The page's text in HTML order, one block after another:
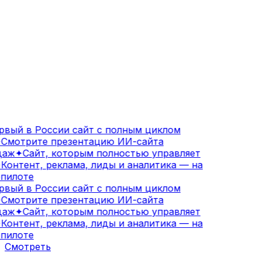
в России сайт с полным циклом
презентацию ИИ-сайта
✦Сайт, которым полностью управляет
реклама, лиды и аналитика — на
в России сайт с полным циклом
презентацию ИИ-сайта
✦Сайт, которым полностью управляет
реклама, лиды и аналитика — на
Смотреть